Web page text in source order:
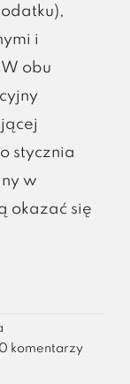
i
obu
stycznia
w
okazać się
0 komentarzy